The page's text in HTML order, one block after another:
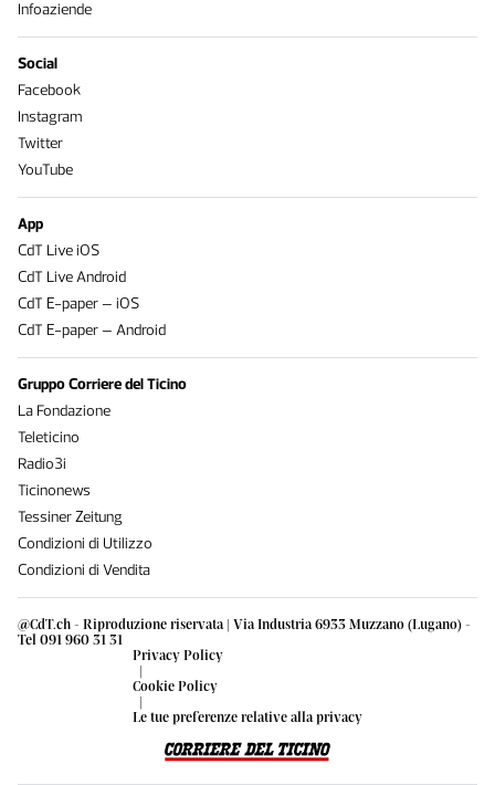
@CdT.ch - Riproduzione riservata | Via Industria 6933 Muzzano (Lugano) -
Tel 091 960 31 31
Privacy Policy
|
Cookie Policy
|
Le tue preferenze relative alla privacy
Infoaziende
Social
Facebook
Instagram
Twitter
YouTube
App
CdT Live iOS
CdT Live Android
CdT E-paper – iOS
CdT E-paper – Android
Gruppo Corriere del Ticino
La Fondazione
Teleticino
Radio3i
Ticinonews
Tessiner Zeitung
Condizioni di Utilizzo
Condizioni di Vendita